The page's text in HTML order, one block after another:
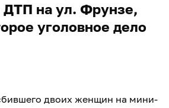
ДТП на ул. Фрунзе,
уголовное дело
двоих женщин на мини-